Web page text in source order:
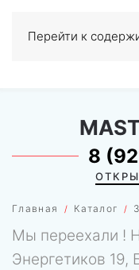
Перейти к
0
Главная Каталог
8
Мы переехали !
Энергетиков 19,